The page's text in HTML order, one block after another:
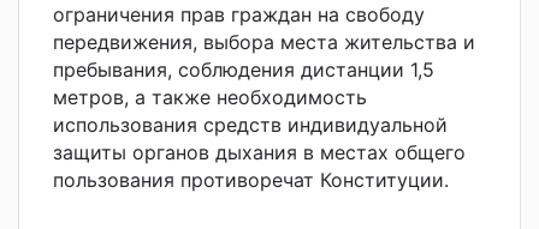
ограничения прав граждан на свободу
передвижения, выбора места жительства и
пребывания, соблюдения дистанции 1,5
метров, а также необходимость
использования средств индивидуальной
защиты органов дыхания в местах общего
пользования противоречат Конституции.